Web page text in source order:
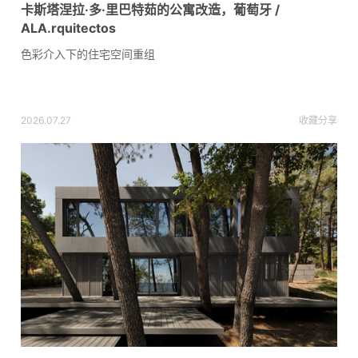
卡斯塔涅拉·多·里巴特茹的公寓改造，葡萄牙 /
ALA.rquitectos
色彩介入下的住宅空间重组
2026.07.27 收藏分享